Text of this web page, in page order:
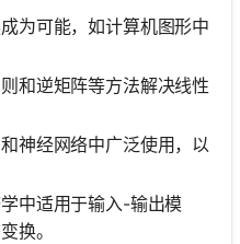
为可能，如计算机图形中
和逆矩阵等方法解决线性
神经网络中广泛使用，以
中适用于输入-输出模
换。